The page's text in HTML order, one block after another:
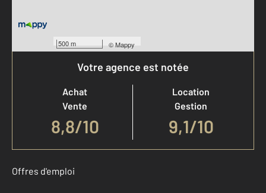
500 m ©Mappy
Votre agence est notée
Achat
Vente
8,8/10
Location
Gestion
9,1/10
Offres d'emploi